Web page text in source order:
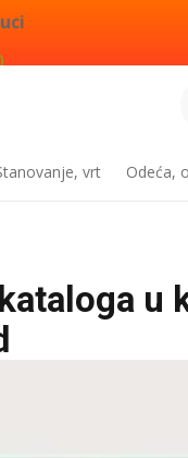
vrt Odeća,
u